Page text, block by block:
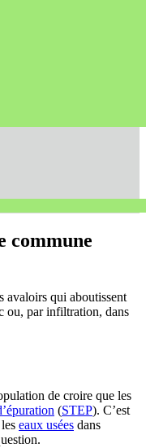
commune
avaloirs qui aboutissent
ou, par infiltration, dans
de croire que les
(STEP). C’est
eaux usées dans